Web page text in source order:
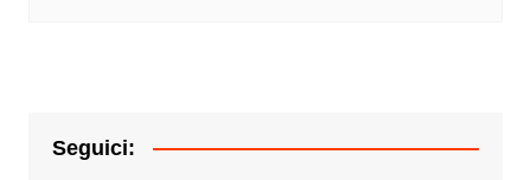
Seguici: